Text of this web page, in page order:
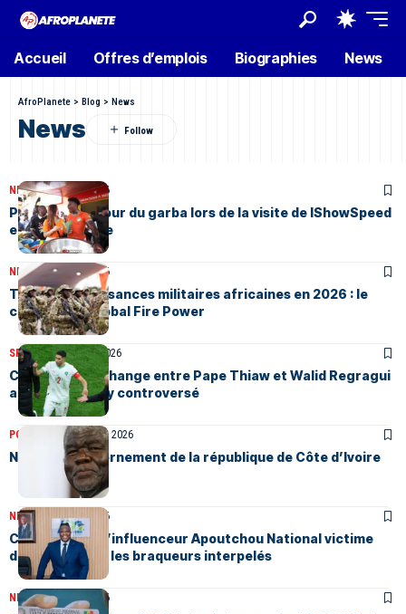
Accueil Offres d’emplois Biographies News
AfroPlanete > Blog > News
News
NEWSJanvier 26, 2026
Polémique autour du garba lors de la visite de IShowSpeed
en Côte d’Ivoire
NEWSJanvier 26, 2026
Top 10 des puissances militaires africaines en 2026 : le
classement Global Fire Power
SPORTSJanvier 26, 2026
CAN 2025 : L’échange entre Pape Thiaw et Walid Regragui
après le penalty controversé
POLITIQUE Janvier 26, 2026
Nouveau gouvernement de la république de Côte d’Ivoire
NEWS Janvier 26, 2026
Côte d’Ivoire: L’influenceur Apoutchou National victime
d’un braquage, les braqueurs interpelés
NEWSJanvier 26, 2026